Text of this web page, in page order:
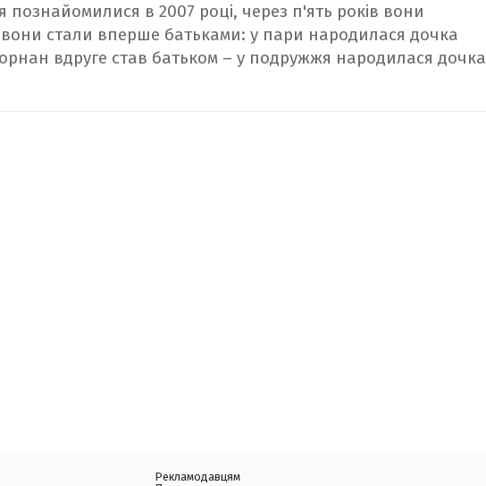
познайомилися в 2007 році, через п'ять років вони
вони стали вперше батьками: у пари народилася дочка
вдруге став батьком – у подружжя народилася дочка
Рекламодавцям